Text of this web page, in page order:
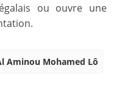
ou ouvre une
Aminou Mohamed Lô